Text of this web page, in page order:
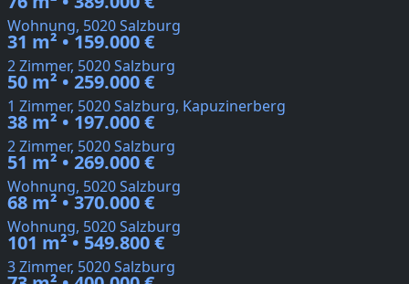
Wohnung, 5020 Salzburg
31 m² • 159.000 €
2 Zimmer, 5020 Salzburg
50 m² • 259.000 €
1 Zimmer, 5020 Salzburg, Kapuzinerberg
38 m² • 197.000 €
2 Zimmer, 5020 Salzburg
51 m² • 269.000 €
Wohnung, 5020 Salzburg
68 m² • 370.000 €
Wohnung, 5020 Salzburg
101 m² • 549.800 €
3 Zimmer, 5020 Salzburg